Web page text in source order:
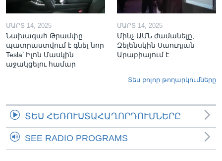
ՄԱՐՏ 14, 2025
Նախագահ Թրամփը
պատրաստվում է գնել նոր
Tesla՝ Իլոն Մասկին
աջակցելու համար
ՄԱՐՏ 14, 2025
Մինչ ԱՄՆ ժամանելը,
Զելենսկին Սաուդյան
Արաբիայում է
Տես բոլոր թողարկումները
ՏԵՍ ՀԵՌՈՒՍՏԱՀԱՂՈՐԴՈՒՄՆԵՐԸ
SEE RADIO PROGRAMS